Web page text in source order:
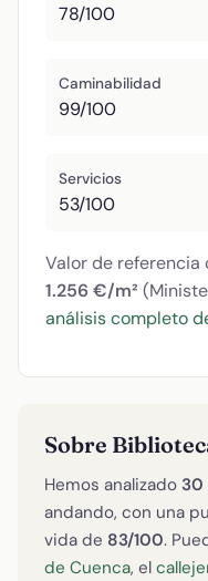
78/100
Caminabilidad
99/100
Servicios
53/100
Valor de referencia
1.256 €/m²
análisis completo
Sobre
Hemos analizado 30
andando, con una
vida de 83/100.
de Cuenca, el